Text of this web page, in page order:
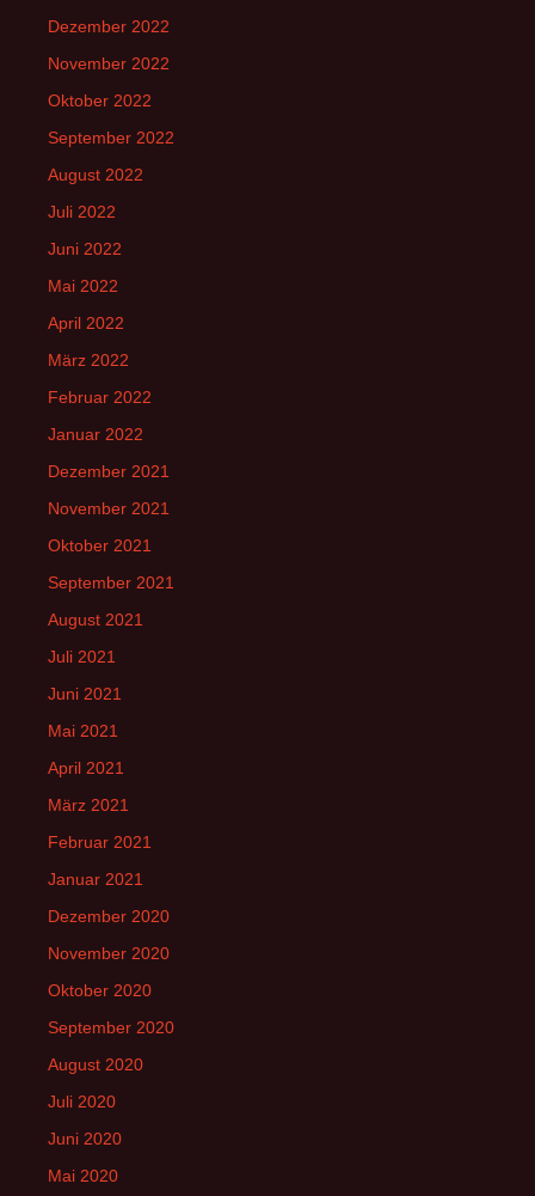
Dezember 2022
November 2022
Oktober 2022
September 2022
August 2022
Juli 2022
Juni 2022
Mai 2022
April 2022
März 2022
Februar 2022
Januar 2022
Dezember 2021
November 2021
Oktober 2021
September 2021
August 2021
Juli 2021
Juni 2021
Mai 2021
April 2021
März 2021
Februar 2021
Januar 2021
Dezember 2020
November 2020
Oktober 2020
September 2020
August 2020
Juli 2020
Juni 2020
Mai 2020